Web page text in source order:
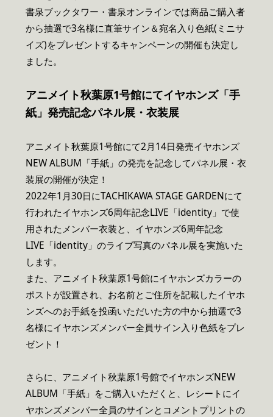
書泉ブックタワー・書泉オンラインでは商品ご購入者
から抽選で3名様に直筆サイン＆宛名入り色紙(ミニサ
イズ)をプレゼントするキャンペーンの開催も決定し
ました。
アニメイト秋葉原1号館にてイヤホンズ「手
紙」発売記念パネル展・衣装展
アニメイト秋葉原1号館にて2月14日発売イヤホンズ
NEW ALBUM「手紙」の発売を記念してパネル展・衣
装展の開催が決定！
2022年1月30日にTACHIKAWA STAGE GARDENにて
行われたイヤホンズ6周年記念LIVE「identity」で使
用されたメンバー衣装と、イヤホンズ6周年記念
LIVE「identity」のライブ写真のパネル展を実施いた
します。
また、アニメイト秋葉原1号館にイヤホンズカラーの
ポストが設置され、お名前とご住所を記載したイヤホ
ンズへのお手紙を投函いただいた方の中から抽選で3
名様にイヤホンズメンバー全員サイン入り色紙をプレ
ゼント！
さらに、アニメイト秋葉原1号館でイヤホンズNEW
ALBUM「手紙」をご購入いただくと、レシートにイ
ヤホンズメンバー全員のサインとコメントプリントの